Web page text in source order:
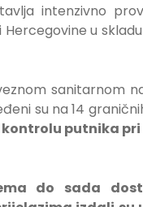
intenzivno
Hercegovine u
sanitarnom
su na 14
putnika pri
do sada